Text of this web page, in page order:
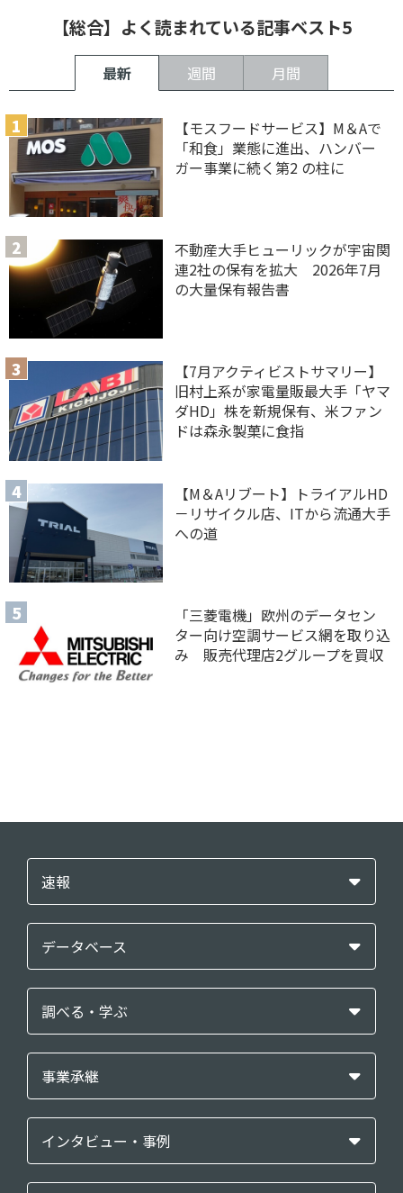
【総合】よく読まれている記事ベスト5
最新 週間 月間
【モスフードサービス】M＆Aで
「和食」業態に進出、ハンバー
ガー事業に続く第2 の柱に
不動産大手ヒューリックが宇宙関
連2社の保有を拡大 2026年7月
の大量保有報告書
【7月アクティビストサマリー】
旧村上系が家電量販最大手「ヤマ
ダHD」株を新規保有、米ファン
ドは森永製菓に食指
【M＆Aリブート】トライアルHD
－リサイクル店、ITから流通大手
への道
「三菱電機」欧州のデータセン
ター向け空調サービス網を取り込
み 販売代理店2グループを買収
速報
データベース
調べる・学ぶ
事業承継
インタビュー・事例